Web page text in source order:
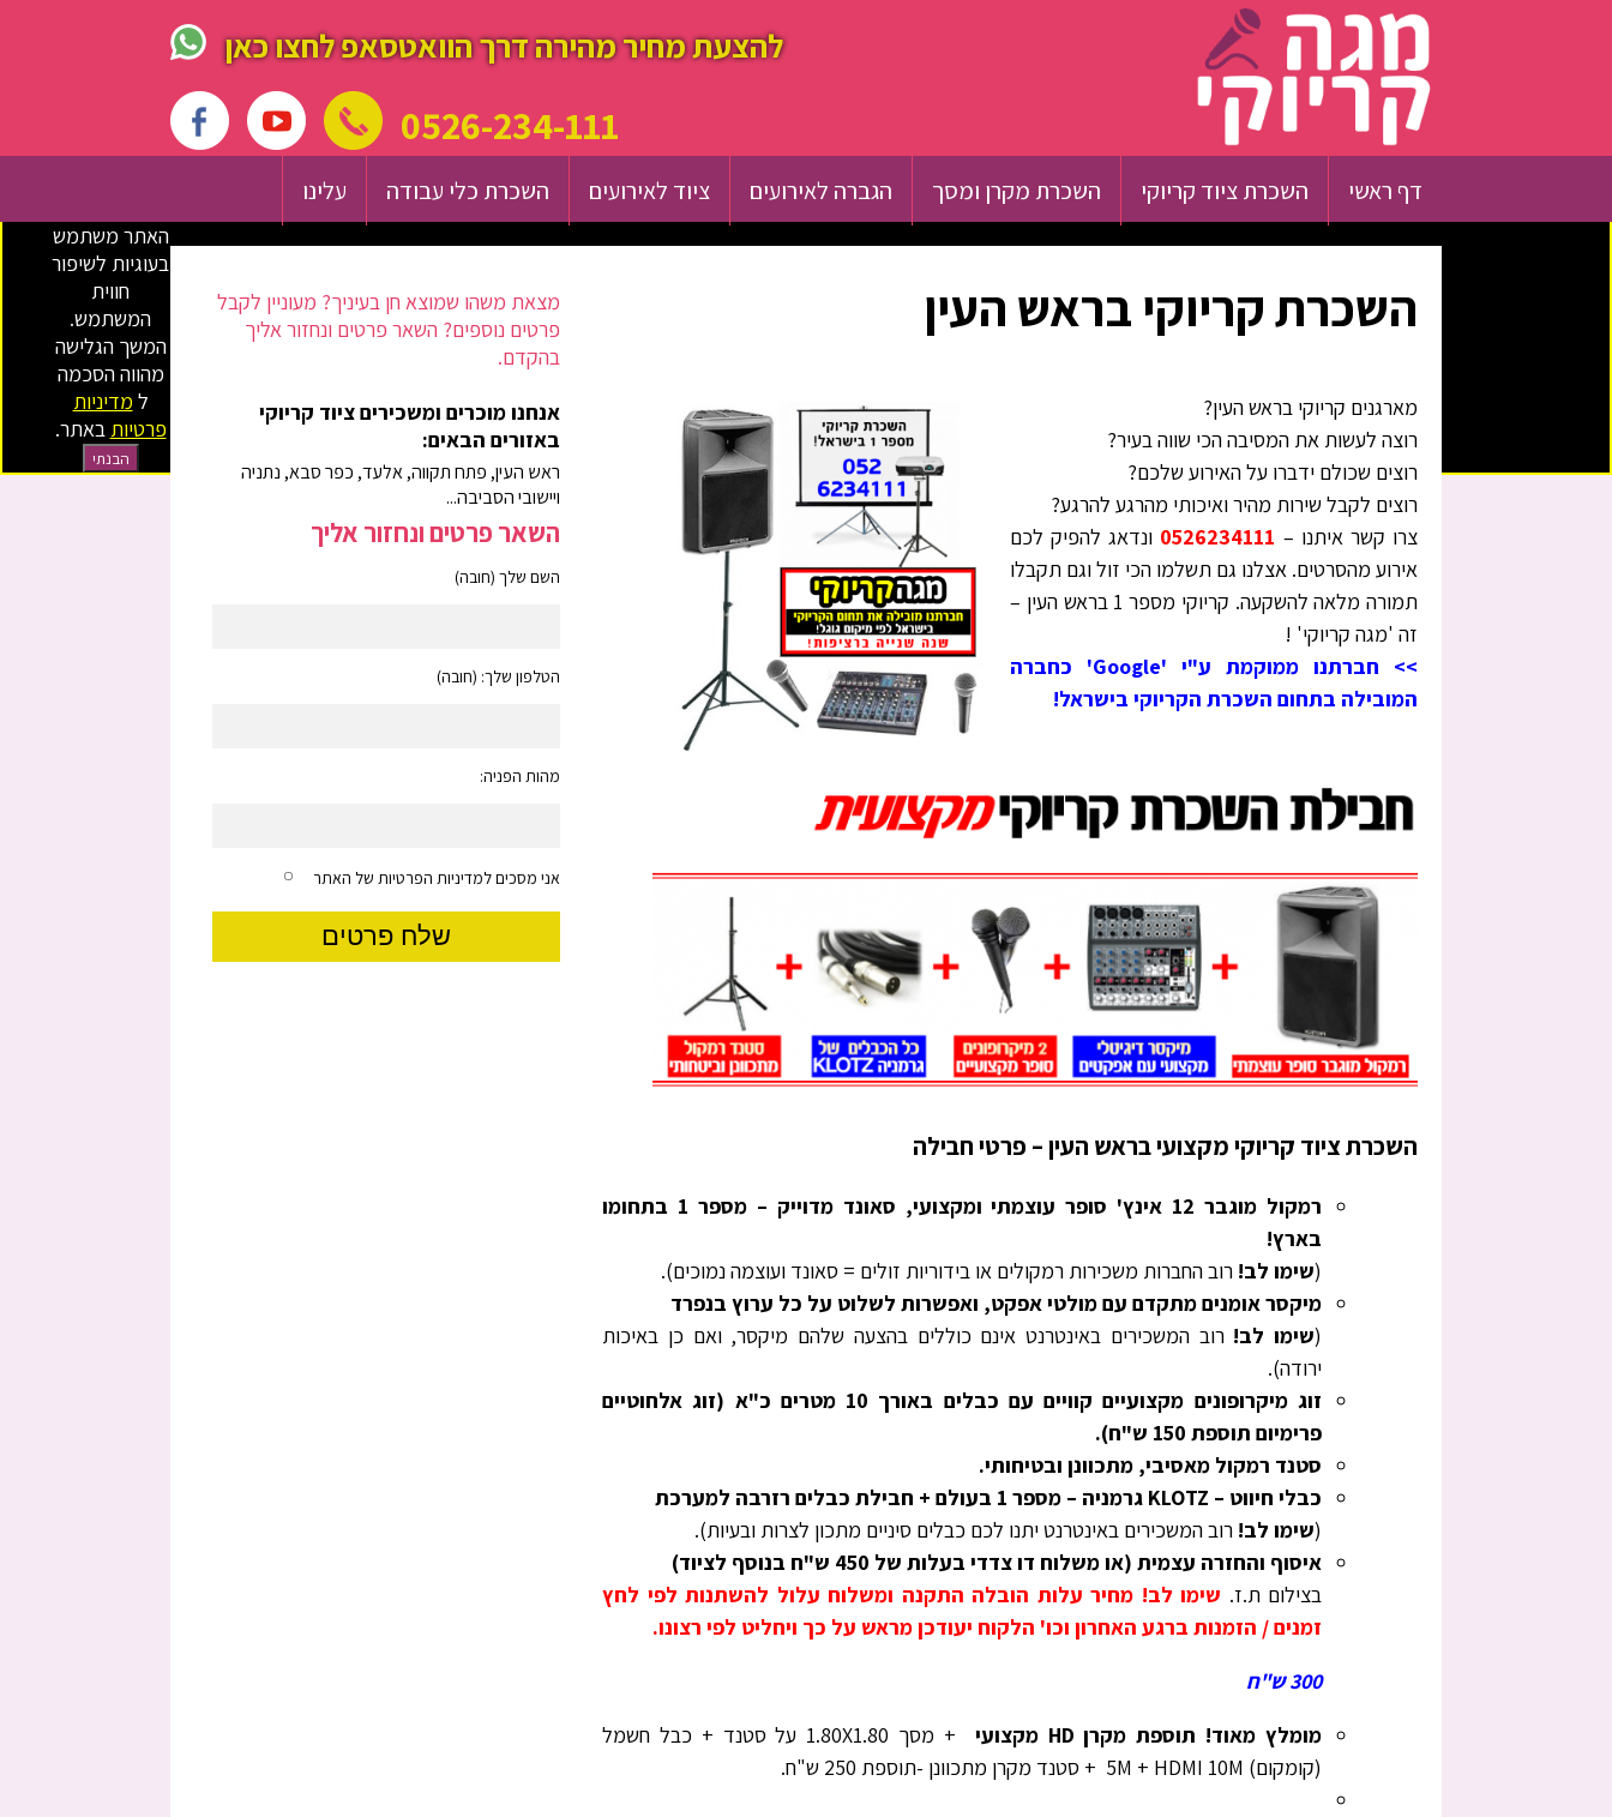
להצעת מחיר מהירה דרך הוואטסאפ לחצו כאן
0526-234-111
דף ראשי השכרת ציוד קריוקי השכרת מקרן ומסך הגברה לאירועים ציוד לאירועים השכרת כלי עבודה עלינו
השכרת קריוקי בראש העין
מארגנים קריוקי בראש העין?
רוצה לעשות את המסיבה הכי שווה בעיר?
רוצים שכולם ידברו על האירוע שלכם?
רוצים לקבל שירות מהיר ואיכותי מהרגע להרגע?
צרו קשר איתנו – 0526234111 ונדאג להפיק לכם
אירוע מהסרטים. אצלנו גם תשלמו הכי זול וגם תקבלו
תמורה מלאה להשקעה. קריוקי מספר 1 בראש העין –
זה 'מגה קריוקי' !
>> חברתנו ממוקמת ע"י 'Google' כחברה
המובילה בתחום השכרת הקריוקי בישראל!
השכרת ציוד קריוקי מקצועי בראש העין – פרטי חבילה
רמקול מוגבר 12 אינץ' סופר עוצמתי ומקצועי, סאונד מדוייק – מספר 1 בתחומו
בארץ!
(שימו לב! רוב החברות משכירות רמקולים או בידוריות זולים = סאונד ועוצמה נמוכים).
מיקסר אומנים מתקדם עם מולטי אפקט, ואפשרות לשלוט על כל ערוץ בנפרד
(שימו לב! רוב המשכירים באינטרנט אינם כוללים בהצעה שלהם מיקסר, ואם כן באיכות
ירודה).
זוג מיקרופונים מקצועיים קוויים עם כבלים באורך 10 מטרים כ"א (זוג אלחוטיים
פרימיום תוספת 150 ש"ח).
סטנד רמקול מאסיבי, מתכוונן ובטיחותי.
כבלי חיווט – KLOTZ גרמניה – מספר 1 בעולם + חבילת כבלים רזרבה למערכת
(שימו לב! רוב המשכירים באינטרנט יתנו לכם כבלים סיניים מתכון לצרות ובעיות).
איסוף והחזרה עצמית (או משלוח דו צדדי בעלות של 450 ש"ח בנוסף לציוד)
בצילום ת.ז. שימו לב! מחיר עלות הובלה התקנה ומשלוח עלול להשתנות לפי לחץ
זמנים / הזמנות ברגע האחרון וכו' הלקוח יעודכן מראש על כך ויחליט לפי רצונו.
300 ש"ח
מומלץ מאוד! תוספת מקרן HD מקצועי
+ מסך 1.80X1.80 על סטנד + כבל חשמל
(קומקום) 5M + HDMI 10M + סטנד מקרן מתכוונן -תוספת 250 ש"ח.
מצאת משהו שמוצא חן בעיניך? מעוניין לקבל
פרטים נוספים? השאר פרטים ונחזור אליך
בהקדם.
אנחנו מוכרים ומשכירים ציוד קריוקי
באזורים הבאים:
ראש העין, פתח תקווה, אלעד, כפר סבא, נתניה
ויישובי הסביבה...
השאר פרטים ונחזור אליך
השם שלך (חובה)
הטלפון שלך: (חובה)
מהות הפניה:
אני מסכים למדיניות הפרטיות של האתר
האתר משתמש
בעוגיות לשיפור
חווית
המשתמש.
המשך הגלישה
מהווה הסכמה
ל מדיניות
פרטיות באתר.
הבנתי